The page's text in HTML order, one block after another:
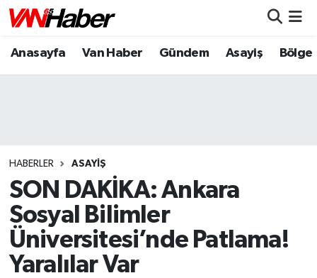
Anasayfa Van Haber Gündem Asayiş Bölge
HABERLER ASAYIŞ
SON DAKİKA: Ankara
Sosyal Bilimler
Üniversitesi’nde Patlama!
Yaralılar Var
Nöbetçi Eczaneler
Puan Durumu ve Fikstür
Tüm Manşetler
Son Dakika Haberleri
Haber Arşivi